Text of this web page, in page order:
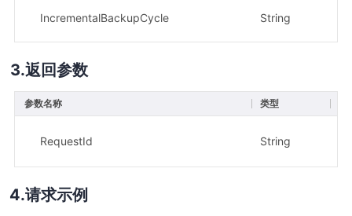
IncrementalBackupCycle String
返回参数
参数名称 类型
RequestId String
请求示例